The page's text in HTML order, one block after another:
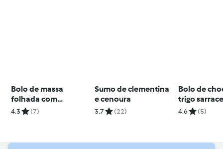
Bolo de massa
folhada com
chocolate e avelã
4.3 (7)
Sumo de clementina
e cenoura
3.7 (22)
Bolo de
trigo
crocante
4.6 (5)